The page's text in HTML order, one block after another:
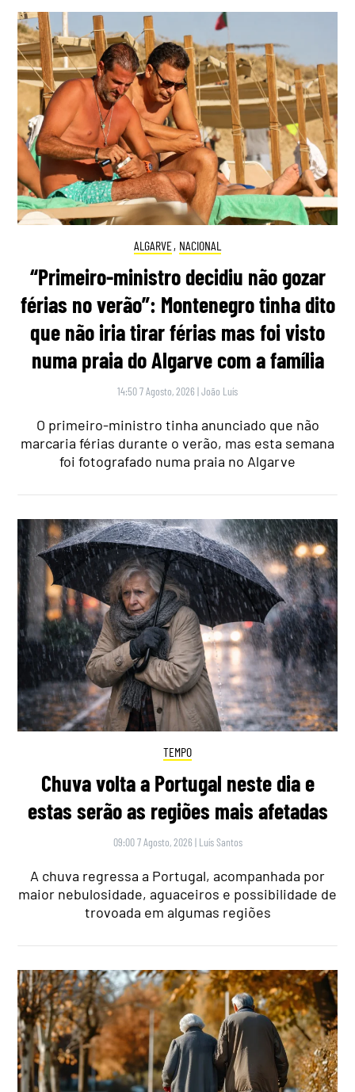
ALGARVE, NACIONAL
“Primeiro-ministro decidiu não gozar
férias no verão”: Montenegro tinha dito
que não iria tirar férias mas foi visto
numa praia do Algarve com a família
14:50 7 Agosto, 2026 |João Luís
O primeiro-ministro tinha anunciado que não
marcaria férias durante o verão, mas esta semana
foi fotografado numa praia no Algarve
TEMPO
Chuva volta a Portugal neste dia e
estas serão as regiões mais afetadas
09:00 7 Agosto, 2026 | Luís Santos
A chuva regressa a Portugal, acompanhada por
maior nebulosidade, aguaceiros e possibilidade de
trovoada em algumas regiões